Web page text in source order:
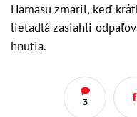
Hamasu zmaril, keď
lietadlá zasiahli
hnutia.
3